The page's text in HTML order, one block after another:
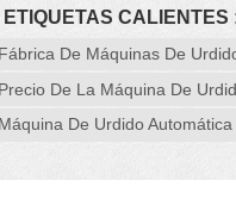
a precios asequibles. Su
de urdido directo para
ETIQUETAS CALIENTES
Fábrica De Máquinas De
Precio De La Máquina De
Máquina De Urdido Automática